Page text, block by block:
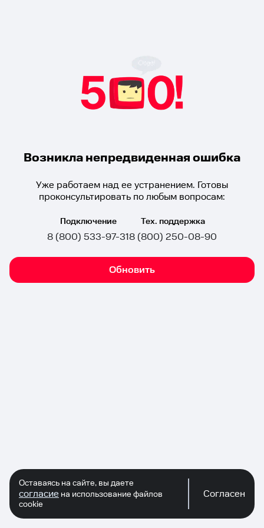
Возникла непредвиденная ошибка
Уже работаем над ее устранением. Готовы
проконсультировать по любым вопросам:
Подключение
8 (800) 533-97-31
Тех. поддержка
8 (800) 250-08-90
Обновить
Оставаясь на сайте, вы даете
согласие на использование файлов
cookie
Согласен